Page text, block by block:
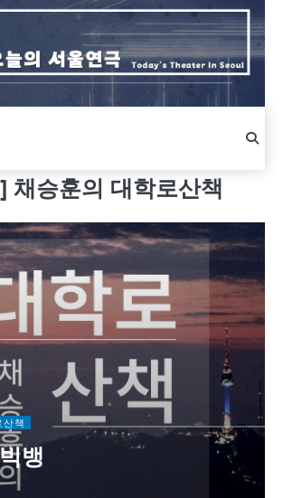
채승훈의 대학로산책
책
뱅